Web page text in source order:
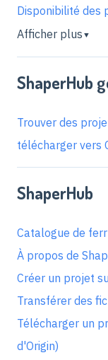
Disponibilité des
Afficher plus ▼
ShaperHub
Trouver des
télécharger vers
ShaperHub
Catalogue de
À propos de
Créer un projet
Transférer des
Télécharger un
d'Origin)